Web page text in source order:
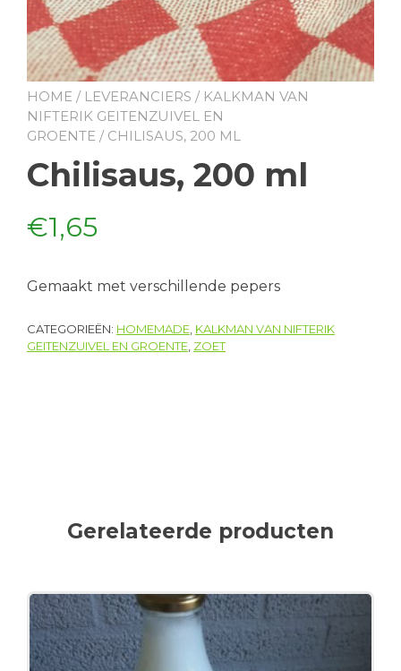
HOME / LEVERANCIERS / KALKMAN VAN
NIFTERIK GEITENZUIVEL EN
GROENTE / CHILISAUS, 200 ML
Chilisaus, 200 ml
€1,65
Gemaakt met verschillende pepers
CATEGORIEËN: HOMEMADE KALKMAN VAN NIFTERIK
GEITENZUIVEL EN GROENTE ZOET
Gerelateerde producten